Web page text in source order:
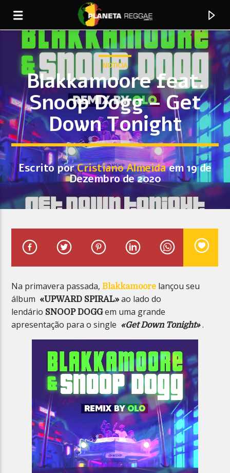
0:00
Faixa Atual
Will You
Planeta Reggae
NOTICIA
Blakkamoore feat.
Snoop Dogg – Get
Down Tonight
Escrito porCristiano Almeidaem 19 de
Dezembro de 2020
Na primavera passada,Blakkamoore lançou seu
álbum «UPWARD SPIRAL»ao lado do
lendário SNOOP DOGGem uma grande
apresentação para o single «Get Down Tonight».